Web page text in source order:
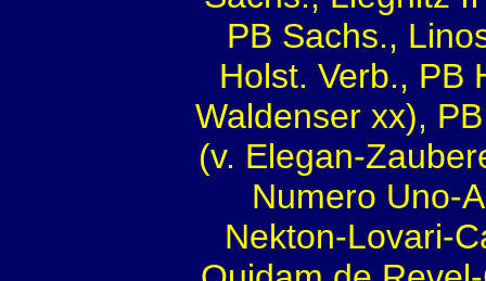
PB Sachs.,
Holst. Verb., PB
Waldenser xx),
(v. Elegan-
Numero Uno-
Nekton-Lovari-